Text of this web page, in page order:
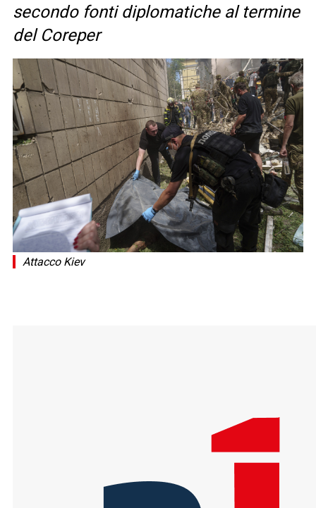
secondo fonti diplomatiche al termine
del Coreper
Attacco Kiev